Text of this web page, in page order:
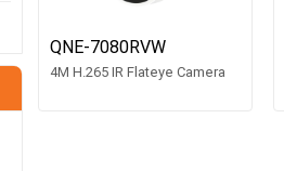
QNE-7080RVW
4M H.265 IR Flateye Camera